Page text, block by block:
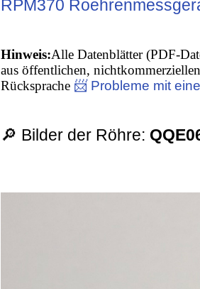
RPM370
Hinweis:Alle Datenblätter (PDF-
aus öffentlichen,
Rücksprache 📨 Probleme mit
🔎 Bilder der Röhre: